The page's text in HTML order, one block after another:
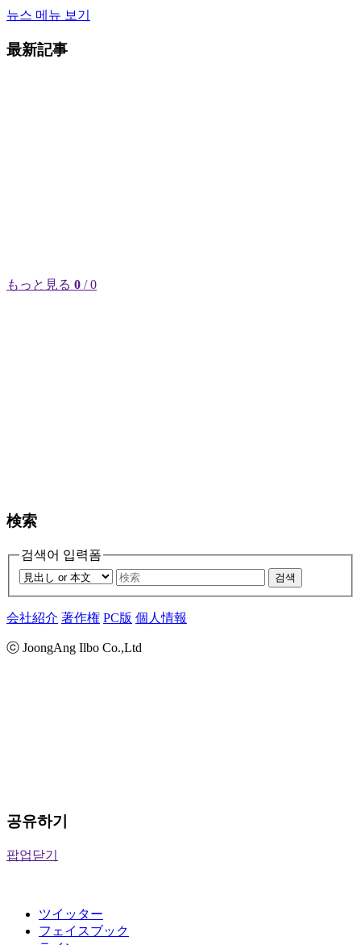
뉴스 메뉴 보기
最新記事
もっと見る 0 / 0
検索
검색어 입력폼
검색
会社紹介 著作権 PC版 個人情報
ⓒ JoongAng Ilbo Co.,Ltd
공유하기
팝업닫기
ツイッター
フェイスブック